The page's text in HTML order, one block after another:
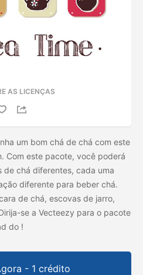
AS LICENÇAS
um bom chá de chá com este
Com este pacote, você poderá
de chá diferentes, cada uma
diferente para beber chá.
de chá, escovas de jarro,
se a Vecteezy para o pacote
do !
- 1 crédito